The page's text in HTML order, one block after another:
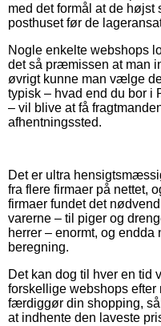
med det formål at de højst
posthuset før de
Nogle enkelte webshops
det så præmissen at man
øvrigt kunne man vælge
typisk – hvad end du bor i
– vil blive at få
afhentningssted.
Det er ultra
fra flere firmaer på nettet,
firmaer fundet det
varerne – til piger og
herrer – enormt, og
beregning.
Det kan dog til hver en tid
forskellige webshops efter
færdiggør din shopping,
at indhente den laveste